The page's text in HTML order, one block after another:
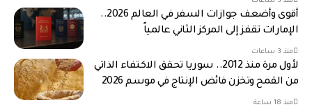
أقوى وأضعف جوازات السفر في العالم 2026..
الإمارات تقفز إلى المركز الثاني عالمياً
منذ 3 ساعات
لأول مرة منذ 2012.. سوريا تحقق الاكتفاء الذاتي
من القمح وتخزن فائض الإنتاج في موسم 2026
منذ 18 ساعة